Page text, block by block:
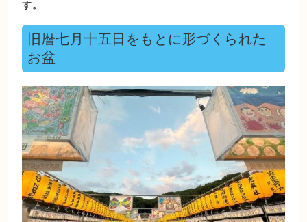
す。
旧暦七月十五日をもとに形づくられた
お盆